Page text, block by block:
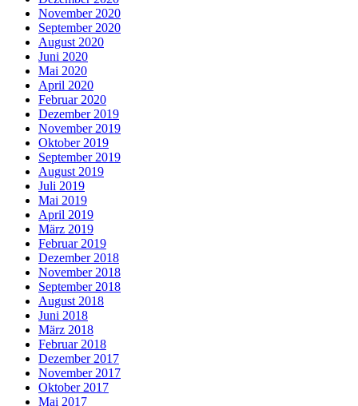
November 2020
September 2020
August 2020
Juni 2020
Mai 2020
April 2020
Februar 2020
Dezember 2019
November 2019
Oktober 2019
September 2019
August 2019
Juli 2019
Mai 2019
April 2019
März 2019
Februar 2019
Dezember 2018
November 2018
September 2018
August 2018
Juni 2018
März 2018
Februar 2018
Dezember 2017
November 2017
Oktober 2017
Mai 2017